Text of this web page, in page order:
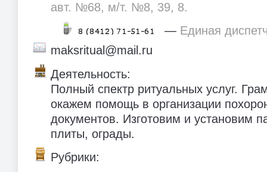
авт. №68, м/т. №8, 39, 8.
— Единая
maksritual@mail.ru
Деятельность:
Полный спектр ритуальных услуг.
окажем помощь в организации
документов. Изготовим и установим
плиты, ограды.
Рубрики: